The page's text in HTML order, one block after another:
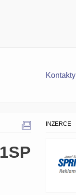
Kontakty
INZERCE